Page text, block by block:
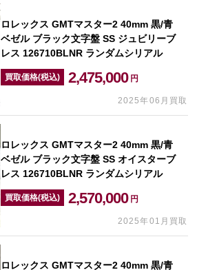
ロレックス GMTマスター2 40mm 黒/青
ベゼル ブラック文字盤 SS ジュビリーブ
レス 126710BLNR ランダムシリアル
買取価格(税込) 2,475,000 円
2025年06月買取
ロレックス GMTマスター2 40mm 黒/青
ベゼル ブラック文字盤 SS オイスターブ
レス 126710BLNR ランダムシリアル
買取価格(税込) 2,570,000 円
2025年01月買取
ロレックス GMTマスター2 40mm 黒/青